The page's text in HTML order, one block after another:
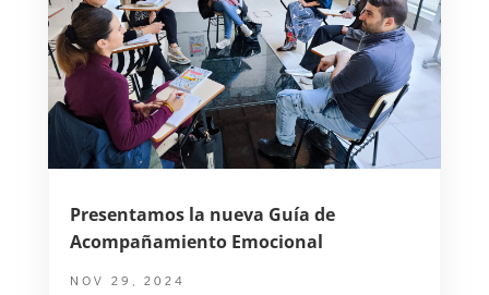
Presentamos la nueva Guía de
Acompañamiento Emocional
NOV 29, 2024